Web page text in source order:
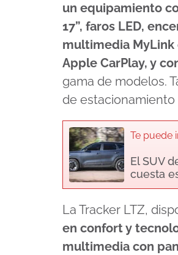
un equipamiento
17”, faros LED,
multimedia MyLink
Apple CarPlay, y
gama de modelos.
de estacionamiento
Te puede
El SUV
cuesta
La Tracker LTZ,
en confort y
multimedia con